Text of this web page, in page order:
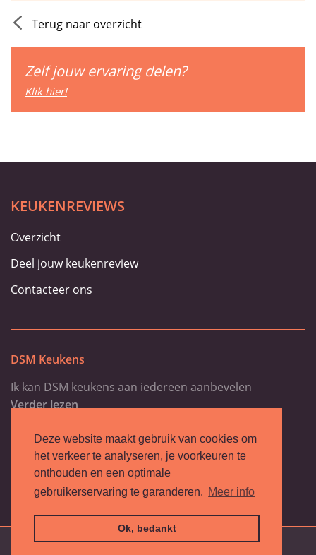
Deze website maakt gebruik van cookies om
het verkeer te analyseren, je voorkeuren te
onthouden en een optimale
gebruikerservaring te garanderen. Meer info
Ok, bedankt
Terug naar overzicht
Zelf jouw ervaring delen?
Klik hier!
KEUKENREVIEWS
Overzicht
Deel jouw keukenreview
Contacteer ons
DSM Keukens
Ik kan DSM keukens aan iedereen aanbevelen
Verder lezen
-Cerpentier
Algemene voorwaarden Privacy policy